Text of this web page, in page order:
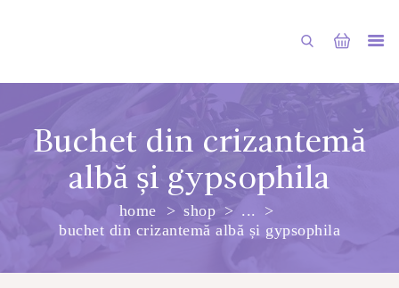
Buchet din crizantemă
albă și gypsophila
home shop
...
buchet din crizantemă albă și gypsophila
PRINCIPALA
DESPRE NOI